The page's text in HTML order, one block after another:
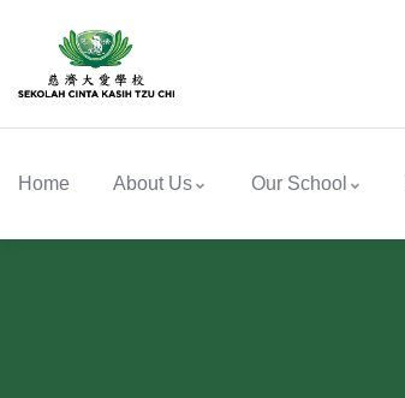
Home About Us Our School